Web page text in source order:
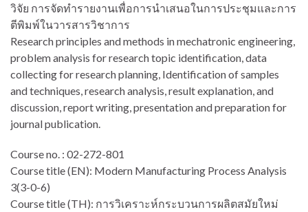
วิจัย การจัดทำรายงานเพื่อการนำเสนอในการประชุมและการ
ตีพิมพ์ในวารสารวิชาการ
Research principles and methods in mechatronic engineering,
problem analysis for research topic identification, data
collecting for research planning, Identification of samples
and techniques, research analysis, result explanation, and
discussion, report writing, presentation and preparation for
journal publication.
Course no. : 02-272-801
Course title (EN): Modern Manufacturing Process Analysis
3(3-0-6)
Course title (TH): การวิเคราะห์กระบวนการผลิตสมัยใหม่